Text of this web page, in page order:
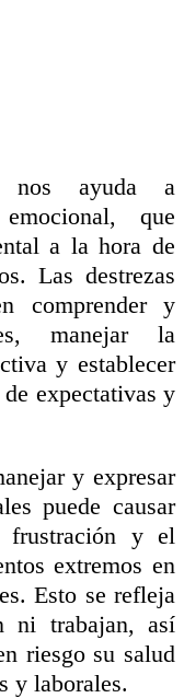
nos ayuda a
que
a la hora de
Las destrezas
comprender y
manejar la
y establecer
expectativas y
y expresar
puede causar
y el
extremos en
Esto se refleja
ni trabajan, así
riesgo su salud
y laborales.